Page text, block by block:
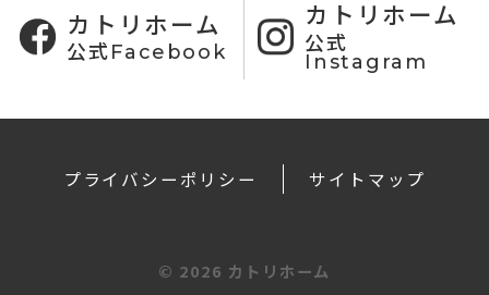
カトリホーム
公式Facebook
カトリホーム
公式
Instagram
プライバシーポリシー サイトマップ
© 2026 カトリホーム